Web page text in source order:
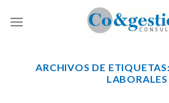
ARCHIVOS DE ETIQUETAS:
LABORALES